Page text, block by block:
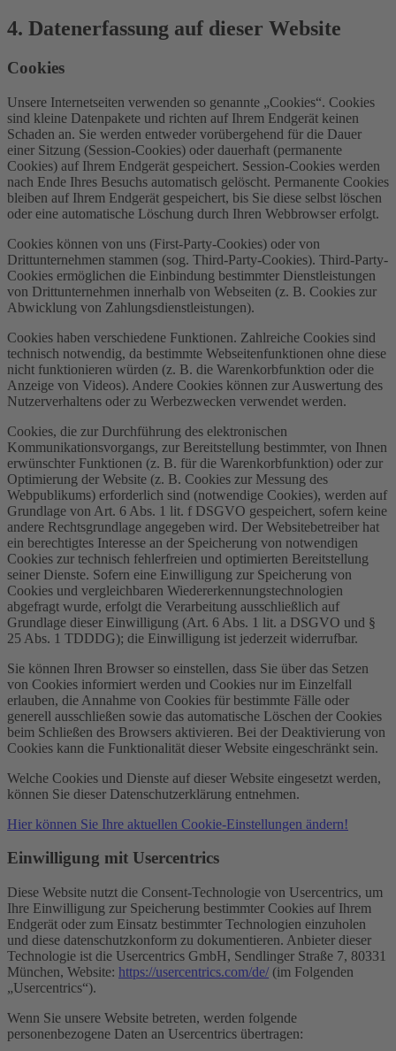
4. Datenerfassung auf dieser Website
Cookies
Unsere Internetseiten verwenden so genannte „Cookies“. Cookies
sind kleine Datenpakete und richten auf Ihrem Endgerät keinen
Schaden an. Sie werden entweder vorübergehend für die Dauer
einer Sitzung (Session-Cookies) oder dauerhaft (permanente
Cookies) auf Ihrem Endgerät gespeichert. Session-Cookies werden
nach Ende Ihres Besuchs automatisch gelöscht. Permanente Cookies
bleiben auf Ihrem Endgerät gespeichert, bis Sie diese selbst löschen
oder eine automatische Löschung durch Ihren Webbrowser erfolgt.
Cookies können von uns (First-Party-Cookies) oder von
Drittunternehmen stammen (sog. Third-Party-Cookies). Third-Party-
Cookies ermöglichen die Einbindung bestimmter Dienstleistungen
von Drittunternehmen innerhalb von Webseiten (z. B. Cookies zur
Abwicklung von Zahlungsdienstleistungen).
Cookies haben verschiedene Funktionen. Zahlreiche Cookies sind
technisch notwendig, da bestimmte Webseitenfunktionen ohne diese
nicht funktionieren würden (z. B. die Warenkorbfunktion oder die
Anzeige von Videos). Andere Cookies können zur Auswertung des
Nutzerverhaltens oder zu Werbezwecken verwendet werden.
Cookies, die zur Durchführung des elektronischen
Kommunikationsvorgangs, zur Bereitstellung bestimmter, von Ihnen
erwünschter Funktionen (z. B. für die Warenkorbfunktion) oder zur
Optimierung der Website (z. B. Cookies zur Messung des
Webpublikums) erforderlich sind (notwendige Cookies), werden auf
Grundlage von Art. 6 Abs. 1 lit. f DSGVO gespeichert, sofern keine
andere Rechtsgrundlage angegeben wird. Der Websitebetreiber hat
ein berechtigtes Interesse an der Speicherung von notwendigen
Cookies zur technisch fehlerfreien und optimierten Bereitstellung
seiner Dienste. Sofern eine Einwilligung zur Speicherung von
Cookies und vergleichbaren Wiedererkennungstechnologien
abgefragt wurde, erfolgt die Verarbeitung ausschließlich auf
Grundlage dieser Einwilligung (Art. 6 Abs. 1 lit. a DSGVO und §
25 Abs. 1 TDDDG); die Einwilligung ist jederzeit widerrufbar.
Sie können Ihren Browser so einstellen, dass Sie über das Setzen
von Cookies informiert werden und Cookies nur im Einzelfall
erlauben, die Annahme von Cookies für bestimmte Fälle oder
generell ausschließen sowie das automatische Löschen der Cookies
beim Schließen des Browsers aktivieren. Bei der Deaktivierung von
Cookies kann die Funktionalität dieser Website eingeschränkt sein.
Welche Cookies und Dienste auf dieser Website eingesetzt werden,
können Sie dieser Datenschutzerklärung entnehmen.
Hier können Sie Ihre aktuellen Cookie-Einstellungen ändern!
Einwilligung mit Usercentrics
Diese Website nutzt die Consent-Technologie von Usercentrics, um
Ihre Einwilligung zur Speicherung bestimmter Cookies auf Ihrem
Endgerät oder zum Einsatz bestimmter Technologien einzuholen
und diese datenschutzkonform zu dokumentieren. Anbieter dieser
Technologie ist die Usercentrics GmbH, Sendlinger Straße 7, 80331
München, Website: https://usercentrics.com/de/ (im Folgenden
„Usercentrics“).
Wenn Sie unsere Website betreten, werden folgende
personenbezogene Daten an Usercentrics übertragen: